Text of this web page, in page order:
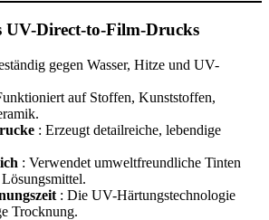
UV-Direct-to-Film-Drucks
gegen Wasser, Hitze und UV-
auf Stoffen, Kunststoffen,
: Erzeugt detailreiche, lebendige
: Verwendet umweltfreundliche Tinten
: Die UV-Härtungstechnologie
Trocknung.